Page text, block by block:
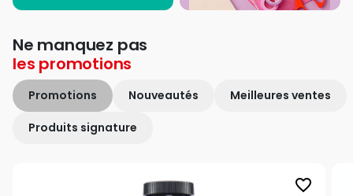
Ne manquez pas
les promotions
Promotions Nouveautés Meilleures ventes
Produits signature
favorite_border